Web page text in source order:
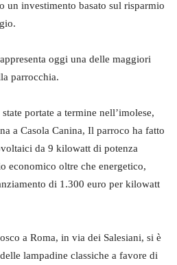
un investimento basato sul risparmio
oggi una delle maggiori
parrocchia.
portate a termine nell’imolese,
a Casola Canina, Il parroco ha fatto
da 9 kilowatt di potenza
economico oltre che energetico,
di 1.300 euro per kilowatt
a Roma, in via dei Salesiani, si è
lampadine classiche a favore di